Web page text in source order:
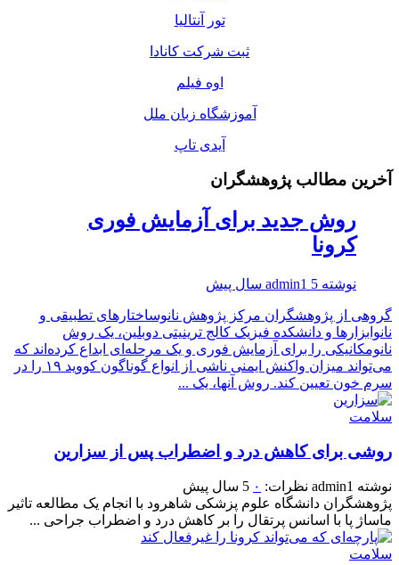
تور آنتالیا
ثبت شرکت کانادا
اوه فیلم
آموزشگاه زبان ملل
آیدی تاپ
آخرین مطالب پژوهشگران
روش جدید برای آزمایش فوری
کرونا
نوشته admin1 5 سال پیش
گروهی از پژوهشگران مرکز پژوهش نانوساختارهای تطبیقی و
نانوابزارها و دانشکده فیزیک کالج ترینیتی دوبلین، یک روش
نانومکانیکی را برای آزمایش‌ فوری و یک مرحله‌ای ابداع کرده‌اند که
می‌تواند میزان واکنش ایمنی ناشی از انواع گوناگون کووید ۱۹ را در
سرم خون تعیین کند. روش آنها، یک ...
سلامت
روشی برای کاهش درد و اضطراب پس از سزارین
نوشته admin1 نظرات: ۰ 5 سال پیش
پژوهشگران دانشگاه علوم پزشکی شاهرود با انجام یک مطالعه تاثیر
ماساژ پا با اسانس پرتقال را بر کاهش درد و اضطراب جراحی ...
سلامت